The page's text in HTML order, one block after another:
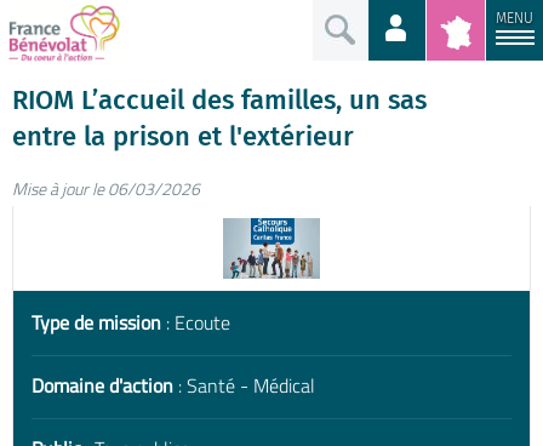
MENU
RIOM L’accueil des familles, un sas
entre la prison et l'extérieur
Mise à jour le 06/03/2026
Type de mission : Ecoute
Domaine d'action : Santé - Médical